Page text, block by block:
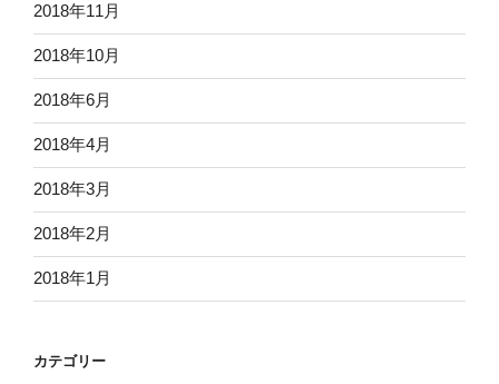
2018年11月
2018年10月
2018年6月
2018年4月
2018年3月
2018年2月
2018年1月
カテゴリー